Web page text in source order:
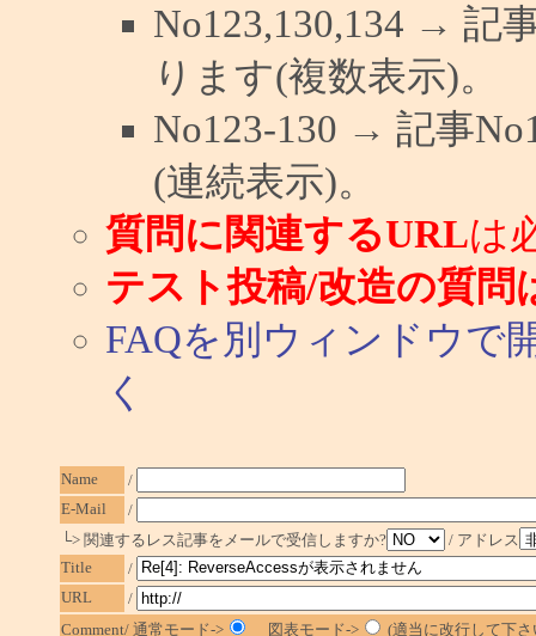
No123,130,134 → 記
ります(複数表示)。
No123-130 → 記事
(連続表示)。
質問に関連するURLは
テスト投稿/改造の質問
FAQを別ウィンドウで
く
Name
/
E-Mail
/
└> 関連するレス記事をメールで受信しますか?
/ アドレス
Title
/
URL
/
Comment/ 通常モード->
図表モード-> (適当に改行して下さ